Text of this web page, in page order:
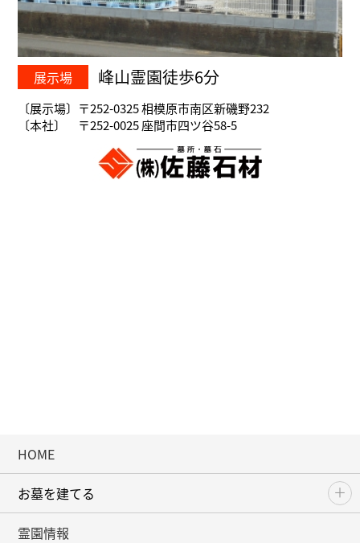
展示場 峰山霊園徒歩6分
〔展示場〕〒252-0325 相模原市南区新磯野232
〔本社〕 〒252-0025 座間市四ツ谷58-5
HOME
お墓を建てる
霊園情報